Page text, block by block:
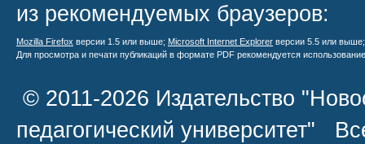
из рекомендуемых браузеров:
Mozilla Firefox версии 1.5 или выше; Microsoft Internet Explorer версии 5.5 или
Для просмотра и печати публикаций в формате PDF рекомендуется
© 2011-2026 Издательство
педагогический университет"